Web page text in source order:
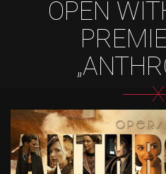
OPEN
X